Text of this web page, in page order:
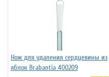
Нож для удаления сердцевины из
яблок Brabantia 400209